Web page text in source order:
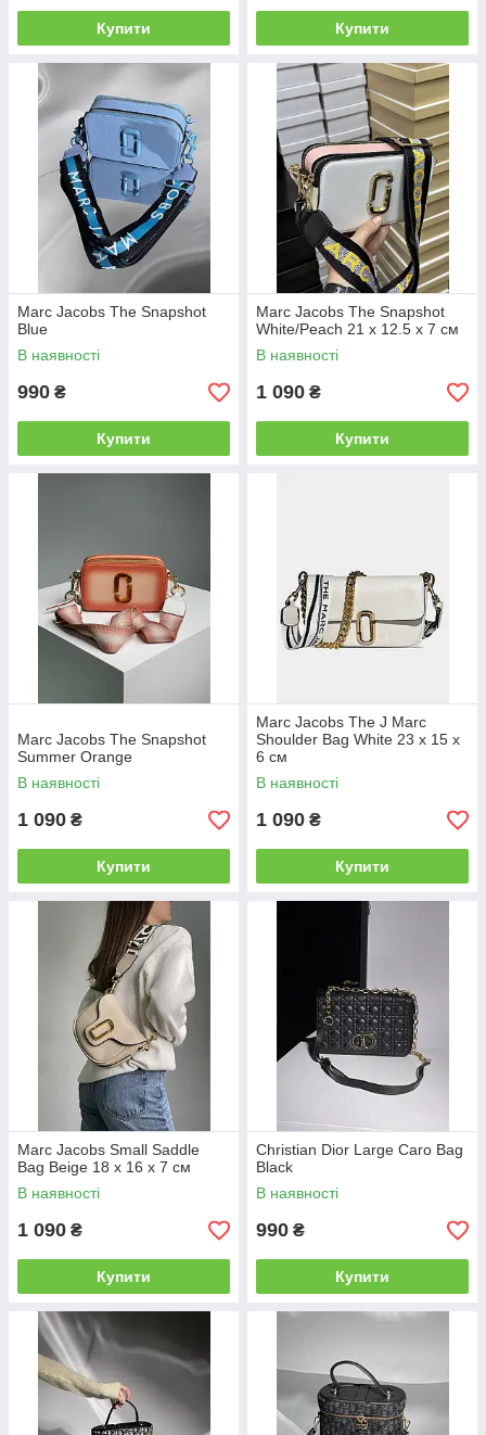
Купити Купити
Marc Jacobs The Snapshot
Blue
В наявності
990 ₴
Купити
Marc Jacobs The Snapshot
White/Peach 21 х 12.5 х 7 см
В наявності
1 090 ₴
Купити
Marc Jacobs The Snapshot
Summer Orange
В наявності
1 090 ₴
Купити
Marc Jacobs The J Marc
Shoulder Bag White 23 х 15 х
6 см
В наявності
1 090 ₴
Купити
Marc Jacobs Small Saddle
Bag Beige 18 х 16 х 7 см
В наявності
1 090 ₴
Купити
Christian Dior Large Caro Bag
Black
В наявності
990 ₴
Купити